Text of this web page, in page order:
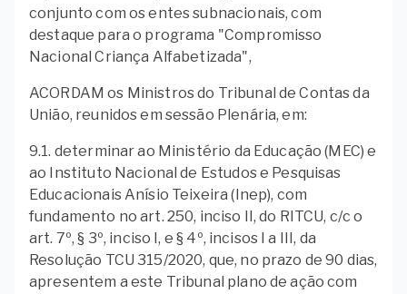
conjunto com os entes subnacionais, com
destaque para o programa "Compromisso
Nacional Criança Alfabetizada",
ACORDAM os Ministros do Tribunal de Contas da
União, reunidos em sessão Plenária, em:
9.1. determinar ao Ministério da Educação (MEC) e
ao Instituto Nacional de Estudos e Pesquisas
Educacionais Anísio Teixeira (Inep), com
fundamento no art. 250, inciso II, do RITCU, c/c o
art. 7º, § 3º, inciso I, e § 4º, incisos I a III, da
Resolução TCU 315/2020, que, no prazo de 90 dias,
apresentem a este Tribunal plano de ação com